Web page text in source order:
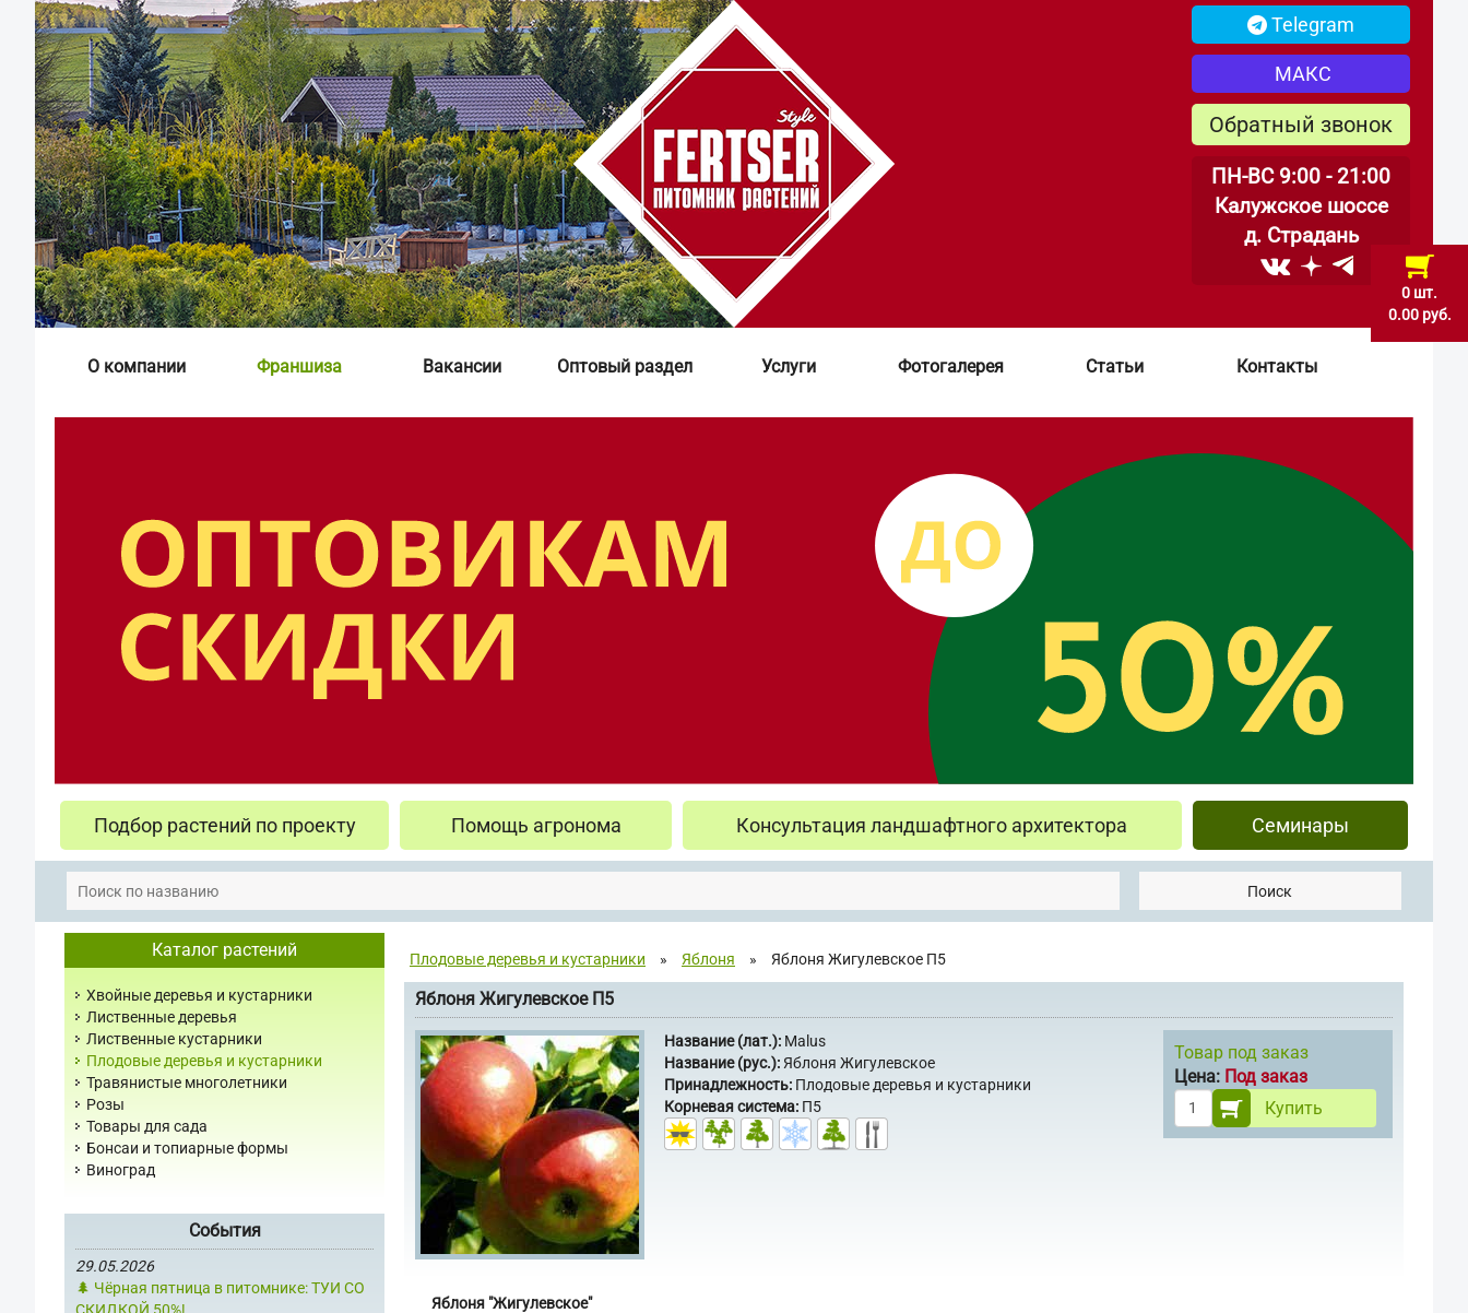
0 шт.
0.00 руб.
Telegram
МАКС
Обратный звонок
ПН-ВС 9:00 - 21:00
Калужское шоссе
д. Страдань
О компании Франшиза Вакансии Оптовый раздел Услуги Фотогалерея Статьи Контакты
Подбор растений по проекту Помощь агронома Консультация ландшафтного архитектора Семинары
Поиск
Каталог растений
Хвойные деревья и кустарники
Лиственные деревья
Лиственные кустарники
Плодовые деревья и кустарники
Травянистые многолетники
Розы
Товары для сада
Бонсаи и топиарные формы
Виноград
События
29.05.2026
🌲 Чёрная пятница в питомнике: ТУИ СО
Плодовые деревья и кустарники » Яблоня » Яблоня Жигулевское П5
Яблоня Жигулевское П5
Название (лат.): Malus
Название (рус.): Яблоня Жигулевское
Принадлежность: Плодовые деревья и кустарники
Корневая система: П5
Товар под заказ
Цена: Под заказ
Купить
Яблоня "Жигулевское"